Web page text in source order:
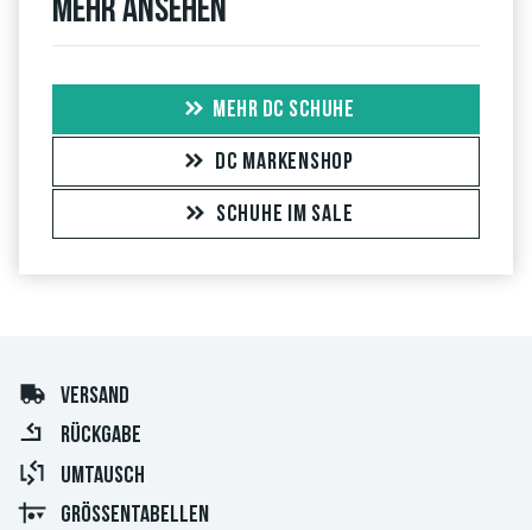
Mehr ansehen
MEHR DC SCHUHE
DC MARKENSHOP
SCHUHE IM SALE
VERSAND
RÜCKGABE
UMTAUSCH
GRÖSSENTABELLEN